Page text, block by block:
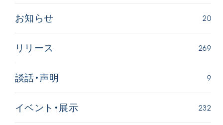
お知らせ 20
リリース 269
談話・声明 9
イベント・展示 232